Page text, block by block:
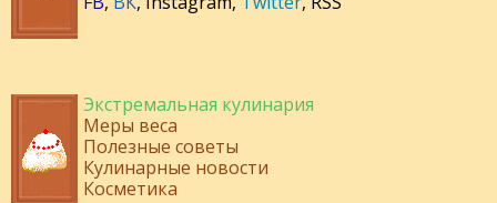
Экстремальная кулинария
Меры веса
Полезные советы
Кулинарные новости
Косметика